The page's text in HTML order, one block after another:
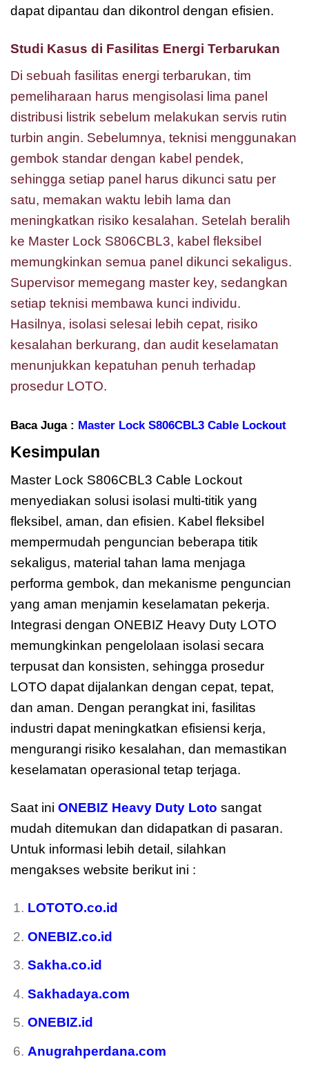
dapat dipantau dan dikontrol dengan efisien.
Studi Kasus di Fasilitas Energi Terbarukan
Di sebuah fasilitas energi terbarukan, tim
pemeliharaan harus mengisolasi lima panel
distribusi listrik sebelum melakukan servis rutin
turbin angin. Sebelumnya, teknisi menggunakan
gembok standar dengan kabel pendek,
sehingga setiap panel harus dikunci satu per
satu, memakan waktu lebih lama dan
meningkatkan risiko kesalahan. Setelah beralih
ke Master Lock S806CBL3, kabel fleksibel
memungkinkan semua panel dikunci sekaligus.
Supervisor memegang master key, sedangkan
setiap teknisi membawa kunci individu.
Hasilnya, isolasi selesai lebih cepat, risiko
kesalahan berkurang, dan audit keselamatan
menunjukkan kepatuhan penuh terhadap
prosedur LOTO.
Baca Juga : Master Lock S806CBL3 Cable Lockout
Kesimpulan
Master Lock S806CBL3 Cable Lockout
menyediakan solusi isolasi multi-titik yang
fleksibel, aman, dan efisien. Kabel fleksibel
mempermudah penguncian beberapa titik
sekaligus, material tahan lama menjaga
performa gembok, dan mekanisme penguncian
yang aman menjamin keselamatan pekerja.
Integrasi dengan ONEBIZ Heavy Duty LOTO
memungkinkan pengelolaan isolasi secara
terpusat dan konsisten, sehingga prosedur
LOTO dapat dijalankan dengan cepat, tepat,
dan aman. Dengan perangkat ini, fasilitas
industri dapat meningkatkan efisiensi kerja,
mengurangi risiko kesalahan, dan memastikan
keselamatan operasional tetap terjaga.
Saat ini ONEBIZ Heavy Duty Loto sangat
mudah ditemukan dan didapatkan di pasaran.
Untuk informasi lebih detail, silahkan
mengakses website berikut ini :
LOTOTO.co.id
ONEBIZ.co.id
Sakha.co.id
Sakhadaya.com
ONEBIZ.id
Anugrahperdana.com